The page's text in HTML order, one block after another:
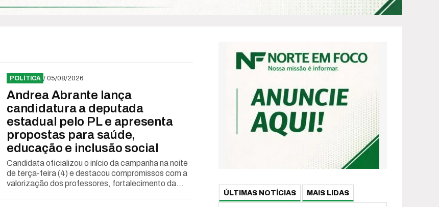
POLÍTICA / 05/08/2026
Andrea Abrante lança
candidatura a deputada
estadual pelo PL e apresenta
propostas para saúde,
educação e inclusão social
Candidata oficializou o início da campanha na noite
de terça-feira (4) e destacou compromissos com a
valorização dos professores, fortalecimento da...
ÚLTIMAS NOTÍCIAS MAIS LIDAS